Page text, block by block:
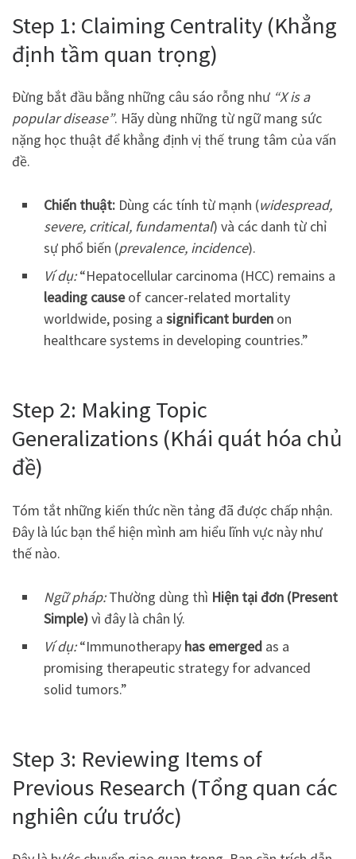
Step 1: Claiming Centrality (Khẳng
định tầm quan trọng)
Đừng bắt đầu bằng những câu sáo rỗng như “X is a
popular disease”. Hãy dùng những từ ngữ mang sức
nặng học thuật để khẳng định vị thế trung tâm của vấn
đề.
Chiến thuật: Dùng các tính từ mạnh (widespread,
severe, critical, fundamental) và các danh từ chỉ
sự phổ biến (prevalence, incidence).
Ví dụ:“Hepatocellular carcinoma (HCC) remains a
leading causeof cancer-related mortality
worldwide, posing a significant burden on
healthcare systems in developing countries.”
Step 2: Making Topic
Generalizations (Khái quát hóa chủ
đề)
Tóm tắt những kiến thức nền tảng đã được chấp nhận.
Đây là lúc bạn thể hiện mình am hiểu lĩnh vực này như
thế nào.
Ngữ pháp:Thường dùng thì Hiện tại đơn (Present
Simple)vì đây là chân lý.
Ví dụ:“Immunotherapy has emerged as a
promising therapeutic strategy for advanced
solid tumors.”
Step 3: Reviewing Items of
Previous Research (Tổng quan các
nghiên cứu trước)